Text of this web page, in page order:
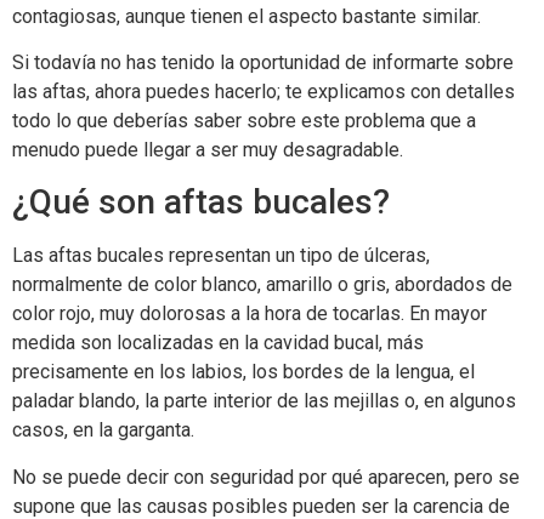
contagiosas, aunque tienen el aspecto bastante similar.
Si todavía no has tenido la oportunidad de informarte sobre
las aftas, ahora puedes hacerlo; te explicamos con detalles
todo lo que deberías saber sobre este problema que a
menudo puede llegar a ser muy desagradable.
¿Qué son aftas bucales?
Las aftas bucales representan un tipo de úlceras,
normalmente de color blanco, amarillo o gris, abordados de
color rojo, muy dolorosas a la hora de tocarlas. En mayor
medida son localizadas en la cavidad bucal, más
precisamente en los labios, los bordes de la lengua, el
paladar blando, la parte interior de las mejillas o, en algunos
casos, en la garganta.
No se puede decir con seguridad por qué aparecen, pero se
supone que las causas posibles pueden ser la carencia de